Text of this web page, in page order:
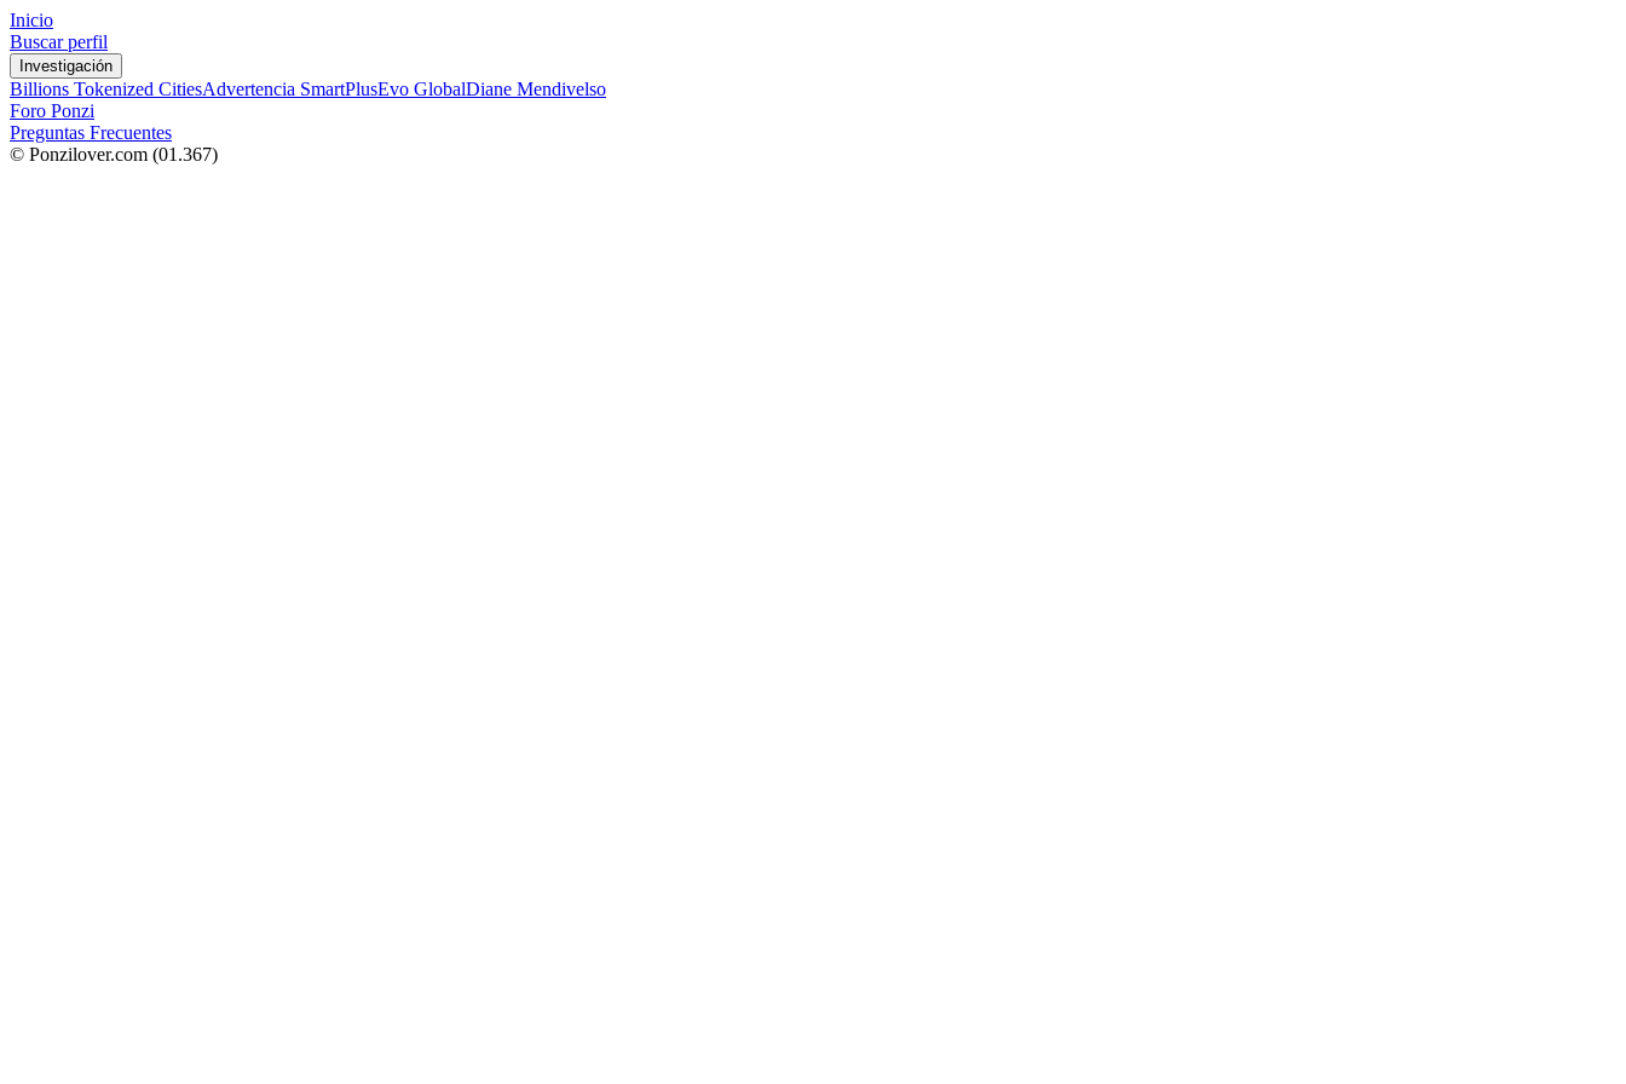
Inicio
Buscar perfil
Investigación
Billions Tokenized CitiesAdvertencia SmartPlusEvo GlobalDiane Mendivelso
Foro Ponzi
Preguntas Frecuentes
© Ponzilover.com (01.367)